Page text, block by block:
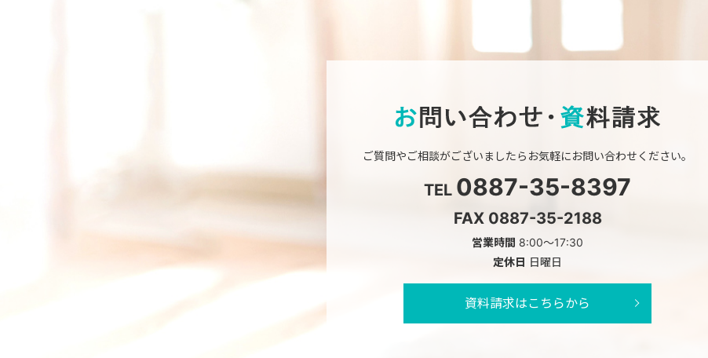
ご質問やご相談がございましたら お気軽にお問い合わせください。
TEL 0887-35-8397
FAX 0887-35-2188
営業時間 8:00～17:30
定休日 日曜日
資料請求はこちらから